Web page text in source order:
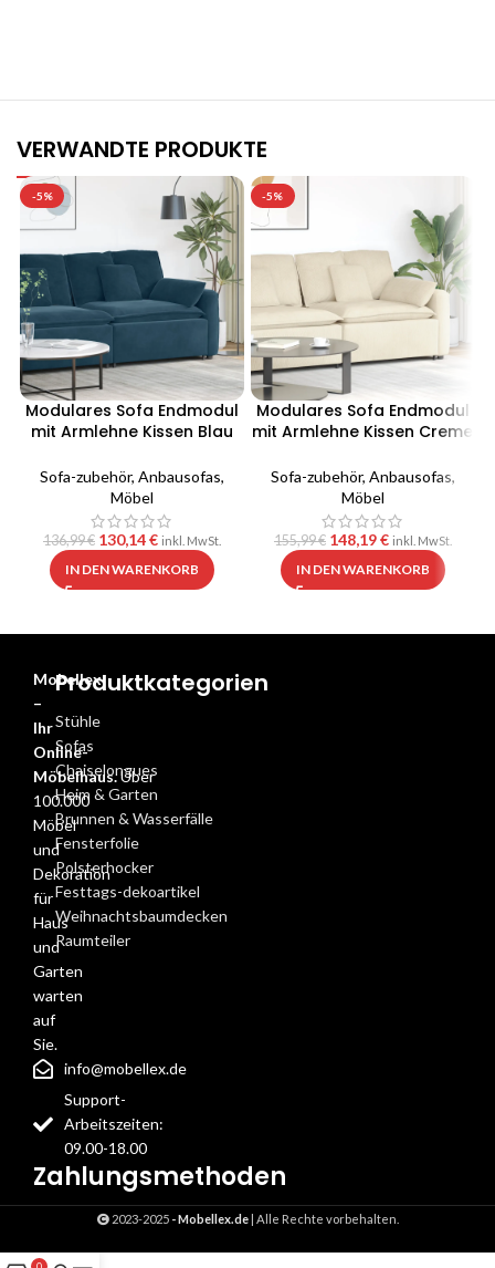
VERWANDTE PRODUKTE
-5%
Modulares Sofa Endmodul
mit Armlehne Kissen Blau
Sofa-zubehör, Anbausofas,
Möbel
136,99€ 130,14€ inkl. MwSt.
IN DEN WARENKORB
-5%
Modulares Sofa Endmodul
mit Armlehne Kissen Creme
Sofa-zubehör, Anbausofas,
Möbel
155,99€ 148,19€ inkl. MwSt.
IN DEN WARENKORB
Mobellex
–
Ihr
Online-
Möbelhaus.Über
100.000
Möbel
und
Dekoration
für
Haus
und
Garten
warten
auf
Sie.
info@mobellex.de
Support-
Arbeitszeiten:
09.00-18.00
Zahlungsmethoden
Produktkategorien
Stühle
Sofas
Chaiselongues
Heim & Garten
Brunnen & Wasserfälle
Fensterfolie
Polsterhocker
Festtags-dekoartikel
Weihnachtsbaumdecken
Raumteiler
2023-2025 - Mobellex.de| Alle Rechte vorbehalten.